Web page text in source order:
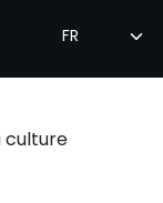
culture